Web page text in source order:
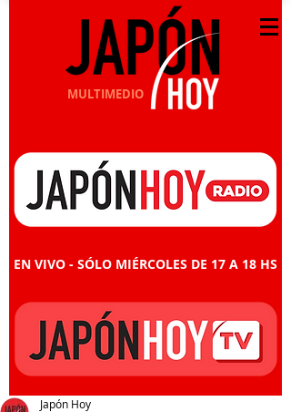
MULTIMEDIO
EN VIVO - SÓLO MIÉRCOLES DE 17 A 18 HS
Japón Hoy